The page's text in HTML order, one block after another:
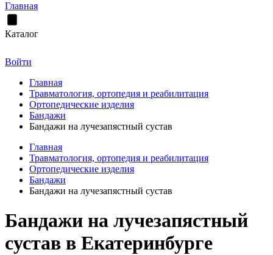
Главная
Каталог
Войти
Главная
Травматология, ортопедия и реабилитация
Ортопедические изделия
Бандажи
Бандажи на лучезапястный сустав
Главная
Травматология, ортопедия и реабилитация
Ортопедические изделия
Бандажи
Бандажи на лучезапястный сустав
Бандажи на лучезапястный
сустав в Екатеринбурге